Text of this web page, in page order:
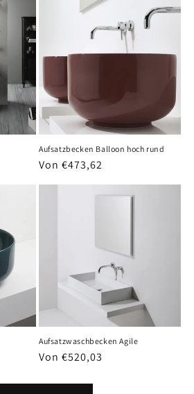
Aufsatzbecken Balloon hoch rund
Normaler
Von €473,62
Aufsatzwaschbecken Agile
Normaler
Von €520,03